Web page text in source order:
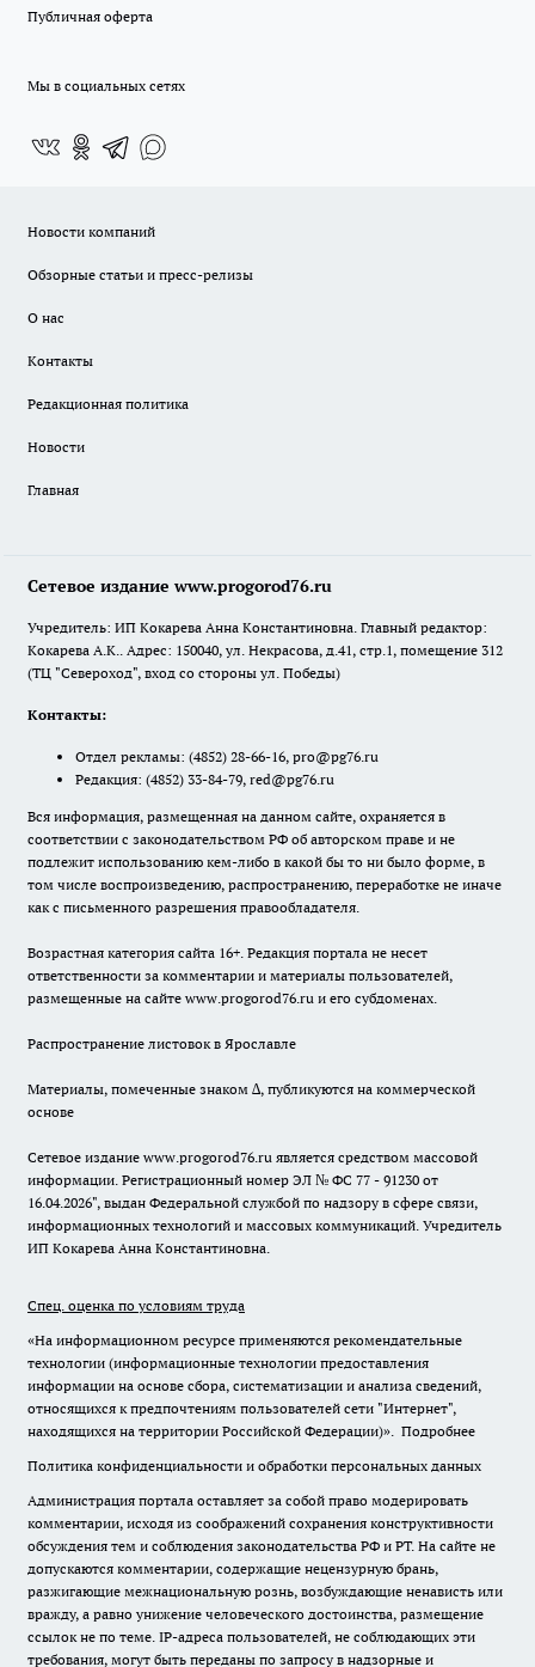
Публичная оферта
Мы в социальных сетях
Новости компаний
Обзорные статьи и пресс-релизы
О нас
Контакты
Редакционная политика
Новости
Главная
Сетевое издание www.progorod76.ru
Учредитель: ИП Кокарева Анна Константиновна. Главный редактор:
Кокарева А.К.. Адрес: 150040, ул. Некрасова, д.41, стр.1, помещение 312
(ТЦ "Североход", вход со стороны ул. Победы)
Контакты:
Отдел рекламы: (4852) 28-66-16, pro@pg76.ru
Редакция: (4852) 33-84-79, red@pg76.ru
Вся информация, размещенная на данном сайте, охраняется в
соответствии с законодательством РФ об авторском праве и не
подлежит использованию кем-либо в какой бы то ни было форме, в
том числе воспроизведению, распространению, переработке не иначе
как с письменного разрешения правообладателя.
Возрастная категория сайта 16+. Редакция портала не несет
ответственности за комментарии и материалы пользователей,
размещенные на сайте www.progorod76.ru и его субдоменах.
Распространение листовок в Ярославле
Материалы, помеченные знаком ∆, публикуются на коммерческой
основе
Сетевое издание www.progorod76.ru является средством массовой
информации. Регистрационный номер ЭЛ № ФС 77 - 91230 от
16.04.2026", выдан Федеральной службой по надзору в сфере связи,
информационных технологий и массовых коммуникаций. Учредитель
ИП Кокарева Анна Константиновна.
Спец. оценка по условиям труда
«На информационном ресурсе применяются рекомендательные
технологии (информационные технологии предоставления
информации на основе сбора, систематизации и анализа сведений,
относящихся к предпочтениям пользователей сети "Интернет",
находящихся на территории Российской Федерации)». Подробнее
Политика конфиденциальности и обработки персональных данных
Администрация портала оставляет за собой право модерировать
комментарии, исходя из соображений сохранения конструктивности
обсуждения тем и соблюдения законодательства РФ и РТ. На сайте не
допускаются комментарии, содержащие нецензурную брань,
разжигающие межнациональную рознь, возбуждающие ненависть или
вражду, а равно унижение человеческого достоинства, размещение
ссылок не по теме. IP-адреса пользователей, не соблюдающих эти
требования, могут быть переданы по запросу в надзорные и